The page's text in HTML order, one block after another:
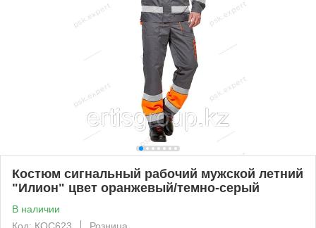
Костюм сигнальный рабочий мужской летний
"Илион" цвет оранжевый/темно-серый
В наличии
Код: КОС623
Розница